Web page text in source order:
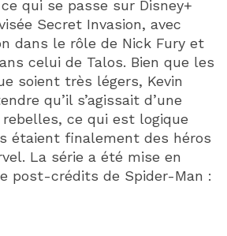
qui se passe sur Disney+
Secret Invasion, avec
dans le rôle de Nick Fury et
celui de Talos. Bien que les
soient très légers, Kevin
qu’il s’agissait d’une
ce qui est logique
étaient finalement des héros
La série a été mise en
post-crédits de Spider-Man :